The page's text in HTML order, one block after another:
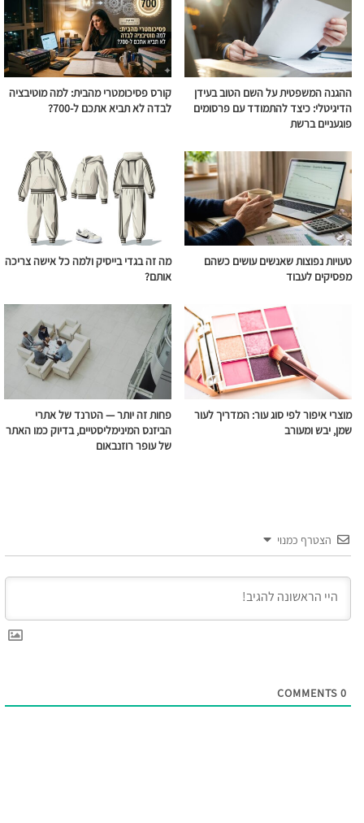
ההגנה המשפטית על השם הטוב בעידן
הדיגיטלי: כיצד להתמודד עם פרסומים
פוגעניים ברשת
קורס פסיכומטרי מהבית: למה מוטיבציה
לבדה לא תביא אתכם ל-700?
טעויות נפוצות שאנשים עושים כשהם
מפסיקים לעבוד
מה זה בגדי בייסיק ולמה כל אישה צריכה
אותם?
מוצרי איפור לפי סוג עור: המדריך לעור
שמן, יבש ומעורב
פחות זה יותר — הטרנד של אתרי
הביזנס המינימליסטיים, בדיוק כמו האתר
של עופר רוזנבאום
הצטרף כמנוי
0